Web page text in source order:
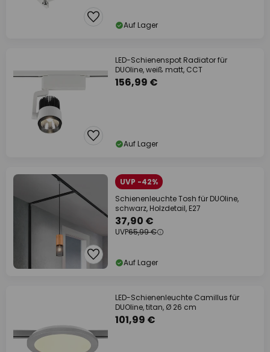
Auf Lager
LED-Schienenspot Radiator für
DUOline, weiß matt, CCT
156,99 €
Auf Lager
UVP -42%
Schienenleuchte Tosh für DUOline,
schwarz, Holzdetail, E27
37,90 €
UVP65,99 €
Auf Lager
LED-Schienenleuchte Camillus für
DUOline, titan, Ø 26 cm
101,99 €